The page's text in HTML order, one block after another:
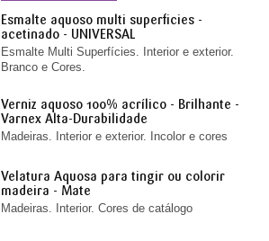
Esmalte aquoso multi superficies -
acetinado - UNIVERSAL
Esmalte Multi Superfícies. Interior e exterior.
Branco e Cores.
Verniz aquoso 100% acrílico - Brilhante -
Varnex Alta-Durabilidade
Madeiras. Interior e exterior. Incolor e cores
Velatura Aquosa para tingir ou colorir
madeira - Mate
Madeiras. Interior. Cores de catálogo